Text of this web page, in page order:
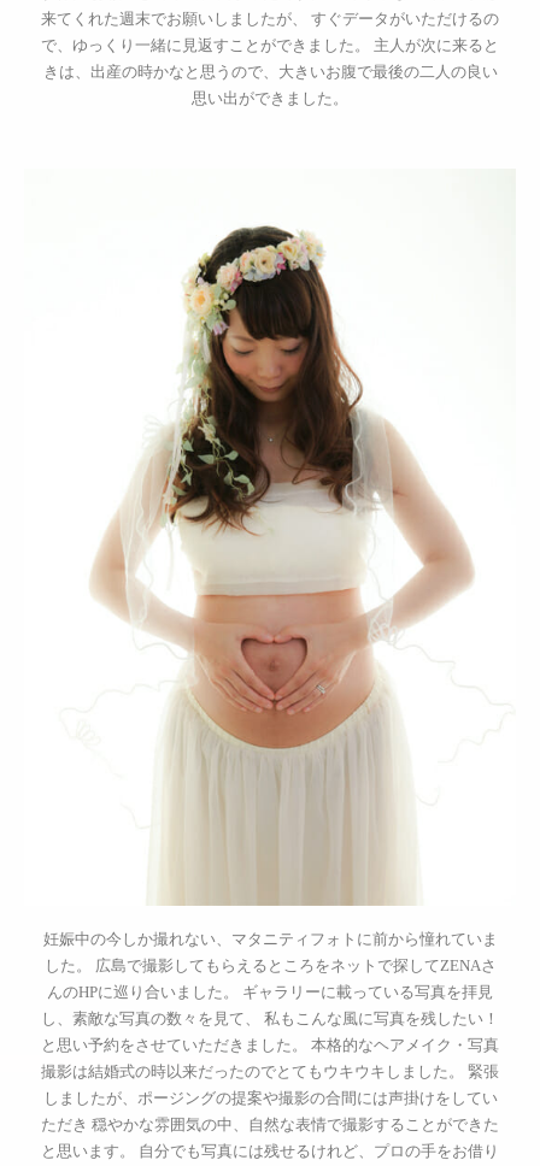
来てくれた週末でお願いしましたが、 すぐデータがいただけるの
で、ゆっくり一緒に見返すことができました。 主人が次に来ると
きは、出産の時かなと思うので、大きいお腹で最後の二人の良い
思い出ができました。
妊娠中の今しか撮れない、マタニティフォトに前から憧れていま
した。 広島で撮影してもらえるところをネットで探してZENAさ
んのHPに巡り合いました。 ギャラリーに載っている写真を拝見
し、素敵な写真の数々を見て、 私もこんな風に写真を残したい！
と思い予約をさせていただきました。 本格的なヘアメイク・写真
撮影は結婚式の時以来だったのでとてもウキウキしました。 緊張
しましたが、ポージングの提案や撮影の合間には声掛けをしてい
ただき 穏やかな雰囲気の中、自然な表情で撮影することができた
と思います。 自分でも写真には残せるけれど、プロの手をお借り